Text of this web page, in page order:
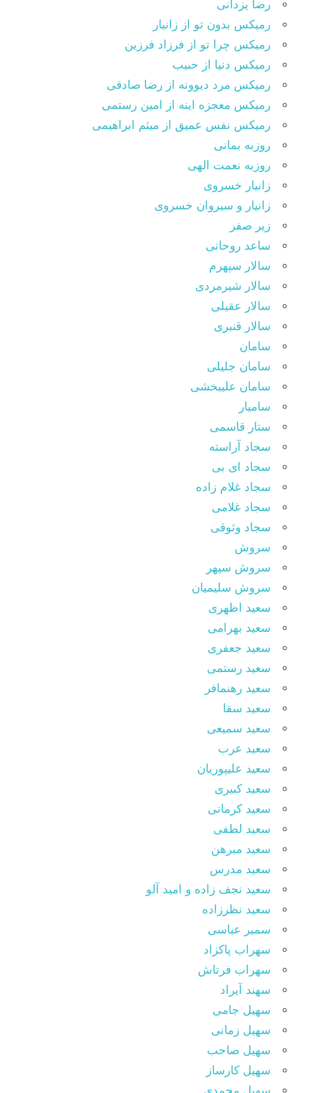
رضا یزدانی
رمیکس بدون تو از زانیار
رمیکس چرا تو از فرزاد فرزین
رمیکس دنیا از حبیب
رمیکس مرد دیوونه از رضا صادقی
رمیکس معجزه اینه از امین رستمی
رمیکس نفس عمیق از میثم ابراهیمی
روزبه بمانی
روزبه نعمت الهی
زانیار خسروی
زانیار و سیروان خسروی
زیر صفر
ساعد روحانی
سالار سپهرم
سالار شیرمردی
سالار عقیلی
سالار قنبری
سامان
سامان جلیلی
سامان علیبخشی
سامیار
ستار قاسمی
سجاد آراسته
سجاد ای بی
سجاد غلام زاده
سجاد غلامی
سجاد وثوقى
سروش
سروش سپهر
سروش سلیمیان
سعید اظهری
سعید بهرامی
سعید جعفری
سعید رستمی
سعید رهنمافر
سعید سقا
سعید سمیعی
سعید عرب
سعید علیپوریان
سعید کبیری
سعید کرمانی
سعید لطفی
سعید مبرهن
سعید مدرس
سعید نجف زاده و امید آلو
سعید نظرزاده
سمیر عباسی
سهراب پاکزاد
سهراب فرتاش
سهند آیراد
سهیل جامی
سهیل زمانی
سهیل صاحب
سهیل کارساز